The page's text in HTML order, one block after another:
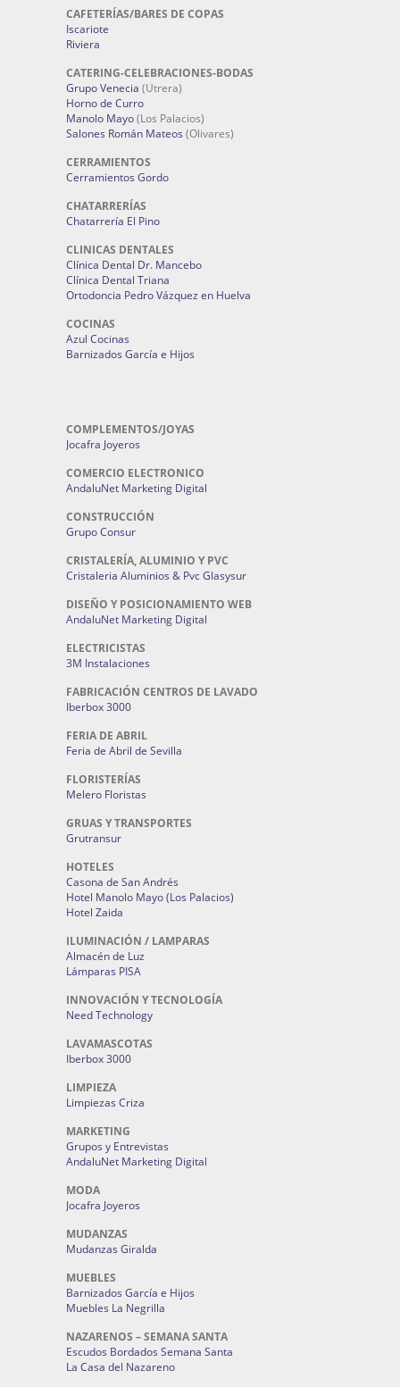
CAFETERÍAS/BARES DE COPAS
Iscariote
Riviera
CATERING-CELEBRACIONES-BODAS
Grupo Venecia (Utrera)
Horno de Curro
Manolo Mayo(Los Palacios)
Salones Román Mateos (Olivares)
CERRAMIENTOS
Cerramientos Gordo
CHATARRERÍAS
Chatarrería El Pino
CLINICAS DENTALES
Clínica Dental Dr. Mancebo
Clínica Dental Triana
Ortodoncia Pedro Vázquez en Huelva
COCINAS
Azul Cocinas
Barnizados García e Hijos
COMPLEMENTOS/JOYAS
Jocafra Joyeros
COMERCIO ELECTRONICO
AndaluNet Marketing Digital
CONSTRUCCIÓN
Grupo Consur
CRISTALERÍA, ALUMINIO Y PVC
Cristaleria Aluminios & Pvc Glasysur
DISEÑO Y POSICIONAMIENTO WEB
AndaluNet Marketing Digital
ELECTRICISTAS
3M Instalaciones
FABRICACIÓN CENTROS DE LAVADO
Iberbox 3000
FERIA DE ABRIL
Feria de Abril de Sevilla
FLORISTERÍAS
Melero Floristas
GRUAS Y TRANSPORTES
Grutransur
HOTELES
Casona de San Andrés
Hotel Manolo Mayo (Los Palacios)
Hotel Zaida
ILUMINACIÓN / LAMPARAS
Almacén de Luz
Lámparas PISA
INNOVACIÓN Y TECNOLOGÍA
Need Technology
LAVAMASCOTAS
Iberbox 3000
LIMPIEZA
Limpiezas Criza
MARKETING
Grupos y Entrevistas
AndaluNet Marketing Digital
MODA
Jocafra Joyeros
MUDANZAS
Mudanzas Giralda
MUEBLES
Barnizados García e Hijos
Muebles La Negrilla
NAZARENOS – SEMANA SANTA
Escudos Bordados Semana Santa
La Casa del Nazareno